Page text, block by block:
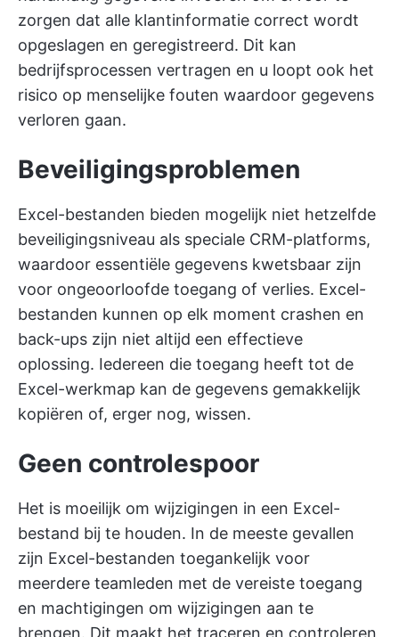
zorgen dat alle klantinformatie correct wordt
opgeslagen en geregistreerd. Dit kan
bedrijfsprocessen vertragen en u loopt ook het
risico op menselijke fouten waardoor gegevens
verloren gaan.
Beveiligingsproblemen
Excel-bestanden bieden mogelijk niet hetzelfde
beveiligingsniveau als speciale CRM-platforms,
waardoor essentiële gegevens kwetsbaar zijn
voor ongeoorloofde toegang of verlies. Excel-
bestanden kunnen op elk moment crashen en
back-ups zijn niet altijd een effectieve
oplossing. Iedereen die toegang heeft tot de
Excel-werkmap kan de gegevens gemakkelijk
kopiëren of, erger nog, wissen.
Geen controlespoor
Het is moeilijk om wijzigingen in een Excel-
bestand bij te houden. In de meeste gevallen
zijn Excel-bestanden toegankelijk voor
meerdere teamleden met de vereiste toegang
en machtigingen om wijzigingen aan te
brengen. Dit maakt het traceren en controleren